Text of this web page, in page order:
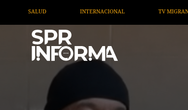
TV MIGRANTE INFORMA